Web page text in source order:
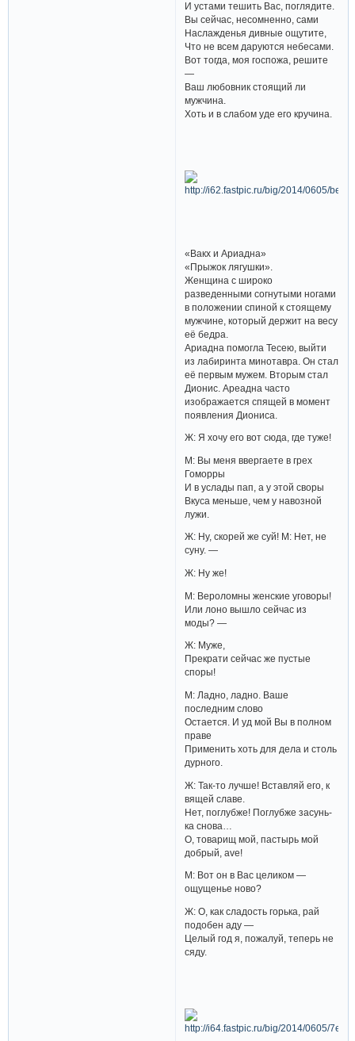
И устами тешить Вас, поглядите.
Вы сейчас, несомненно, сами
Наслажденья дивные ощутите,
Что не всем даруются небесами.
Вот тогда, моя госпожа, решите
—
Ваш любовник стоящий ли
мужчина.
Хоть и в слабом уде его кручина.
«Вакх и Ариадна»
«Прыжок лягушки».
Женщина с широко
разведенными согнутыми ногами
в положении спиной к стоящему
мужчине, который держит на весу
её бедра.
Ариадна помогла Тесею, выйти
из лабиринта минотавра. Он стал
её первым мужем. Вторым стал
Дионис. Ареадна часто
изображается спящей в момент
появления Диониса.
Ж: Я хочу его вот сюда, где туже!
М: Вы меня ввергаете в грех
Гоморры
И в услады пап, а у этой своры
Вкуса меньше, чем у навозной
лужи.
Ж: Ну, скорей же суй! М: Нет, не
суну. —
Ж: Ну же!
М: Вероломны женские уговоры!
Или лоно вышло сейчас из
моды? —
Ж: Муже,
Прекрати сейчас же пустые
споры!
М: Ладно, ладно. Ваше
последним слово
Остается. И уд мой Вы в полном
праве
Применить хоть для дела и столь
дурного.
Ж: Так-то лучше! Вставляй его, к
вящей славе.
Нет, поглубже! Поглубже засунь-
ка снова…
О, товарищ мой, пастырь мой
добрый, ave!
М: Вот он в Вас целиком —
ощущенье ново?
Ж: О, как сладость горька, рай
подобен аду —
Целый год я, пожалуй, теперь не
сяду.